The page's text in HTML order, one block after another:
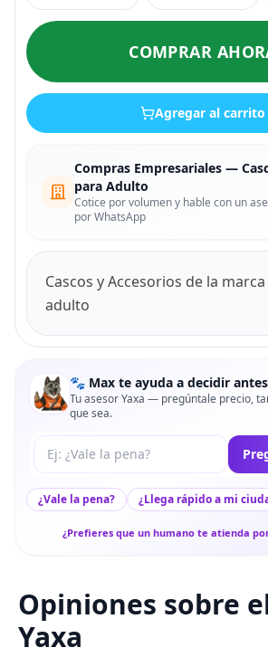
COMPRAR
Agregar al carrito
Compras Empresariales —
para Adulto
Cotice por volumen y hable con un
por WhatsApp
Cascos y Accesorios de la
adulto
🐾 Max te ayuda a decidir
Tu asesor Yaxa — pregúntale precio,
que sea.
Tu pregunta a Max
¿Vale la pena? ¿Llega rápido a mi
¿Prefieres que un humano te atienda
Opiniones sobre
Yaxa